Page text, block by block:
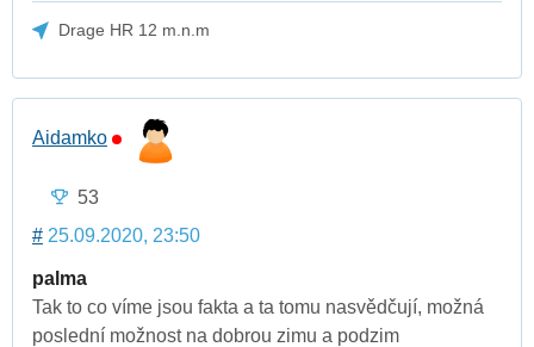
Drage HR 12 m.n.m
Aidamko
53
# 25.09.2020, 23:50
palma
Tak to co víme jsou fakta a ta tomu nasvědčují, možná
poslední možnost na dobrou zimu a podzim